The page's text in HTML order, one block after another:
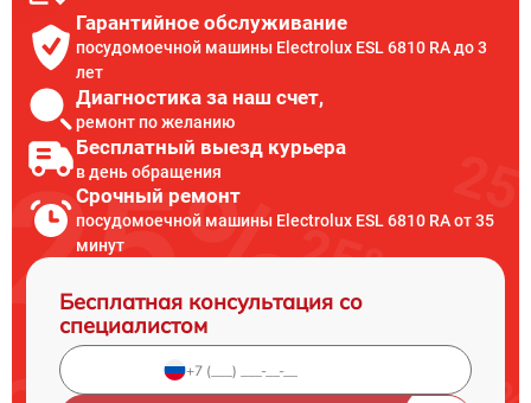
Гарантийное обслуживание
посудомоечной машины Electrolux ESL 6810 RA до 3
лет
Диагностика за наш счет,
ремонт по желанию
Бесплатный выезд курьера
в день обращения
Срочный ремонт
посудомоечной машины Electrolux ESL 6810 RA от 35
минут
Бесплатная консультация со
специалистом